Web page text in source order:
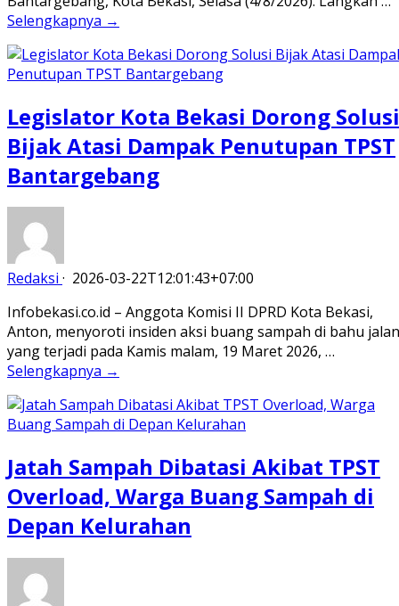
Selengkapnya →
Legislator Kota Bekasi Dorong Solusi
Bijak Atasi Dampak Penutupan TPST
Bantargebang
Redaksi · 2026-03-22T12:01:43+07:00
Infobekasi.co.id – Anggota Komisi II DPRD Kota Bekasi,
Anton, menyoroti insiden aksi buang sampah di bahu jalan
yang terjadi pada Kamis malam, 19 Maret 2026, …
Selengkapnya →
Jatah Sampah Dibatasi Akibat TPST
Overload, Warga Buang Sampah di
Depan Kelurahan